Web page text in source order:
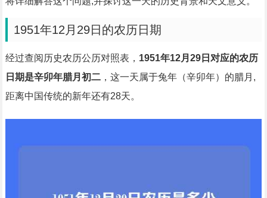
1951年12月29日的农历日期
经过查阅历史农历公历对照表， 1951年12月29日对应的农历
日期是辛卯年腊月初二，这一天属于兔年（辛卯年）的腊月,
距离中国传统的新年还有28天。